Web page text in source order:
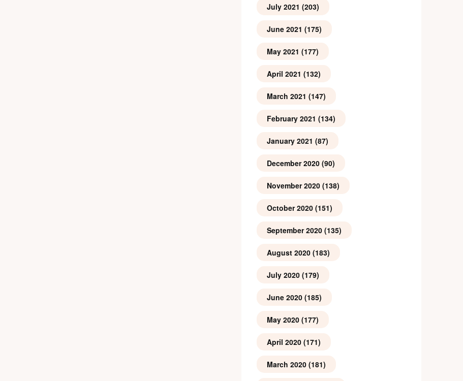
July 2021 (203)
June 2021 (175)
May 2021 (177)
April 2021 (132)
March 2021 (147)
February 2021 (134)
January 2021 (87)
December 2020(90)
November 2020(138)
October 2020(151)
September 2020(135)
August 2020(183)
July 2020(179)
June 2020(185)
May 2020(177)
April 2020(171)
March 2020(181)